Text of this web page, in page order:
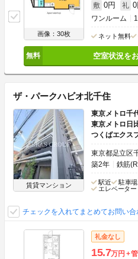
画像：30枚
敷 0円 礼 0
ワンルーム
ネット無料
空室状況を
ザ・パークハビオ北千住
賃貸マンション
東京メトロ千
東京メトロ日
つくばエクス
東京都足立区
築2年
鉄筋
駅近 駐車
エレベーター
チェックを入れてまとめてお問い合
礼金なし
15.7万円